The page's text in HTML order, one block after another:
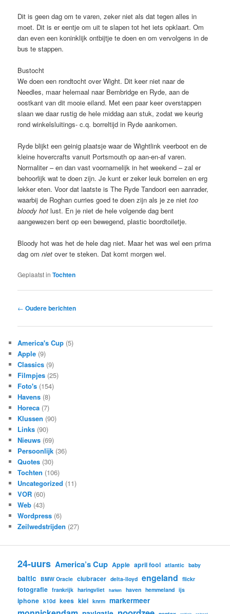
Dit is geen dag om te varen, zeker niet als dat tegen alles in
moet. Dit is er eentje om uit te slapen tot het iets opklaart. Om
dan even een koninklijk ontbijtje te doen en om vervolgens in de
bus te stappen.
Bustocht
We doen een rondtocht over Wight. Dit keer niet naar de
Needles, maar helemaal naar Bembridge en Ryde, aan de
oostkant van dit mooie eiland. Met een paar keer overstappen
slaan we daar rustig de hele middag aan stuk, zodat we keurig
rond winkelsluitings- c.q. borreltijd in Ryde aankomen.
Ryde blijkt een geinig plaatsje waar de Wightlink veerboot en de
kleine hovercrafts vanuit Portsmouth op aan-en-af varen.
Normaliter – en dan vast voornamelijk in het weekend – zal er
behoorlijk wat te doen zijn. Je kunt er zeker leuk borrelen en erg
lekker eten. Voor dat laatste is The Ryde Tandoori een aanrader,
waarbij de Roghan curries goed te doen zijn als je ze niettoo
bloody hot lust. En je niet de hele volgende dag bent
aangewezen bent op een bewegend, plastic boordtoiletje.
Bloody hot was het de hele dag niet. Maar het was wel een prima
dag omniet over te steken. Dat komt morgen wel.
Geplaatst in Tochten
Bericht
← Oudere berichten
America's Cup (5)
Apple (9)
Classics (9)
Filmpjes (25)
Foto's (154)
Havens (8)
Horeca (7)
Klussen (90)
Links (90)
Nieuws (69)
Persoonlijk (36)
Quotes (30)
Tochten (106)
Uncategorized (11)
VOR (60)
Web (43)
Wordpress (6)
Zeilwedstrijden (27)
24-uurs America’s Cup Apple april fool atlantic baby
baltic BMW Oracle clubracer delta-lloyd engeland flickr
fotografie frankrijk haringvliet harken haven hemmeland ijs
iphone k10d kees kiel knrm markermeer